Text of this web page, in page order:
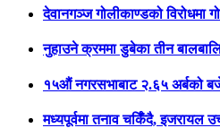
देवानगञ्ज गोलीकाण्डको विरोधमा
नुहाउने क्रममा डुबेका तीन
१५औं नगरसभाबाट २.६५ अर्बको
मध्यपूर्वमा तनाव चर्किँदै, इजरायल